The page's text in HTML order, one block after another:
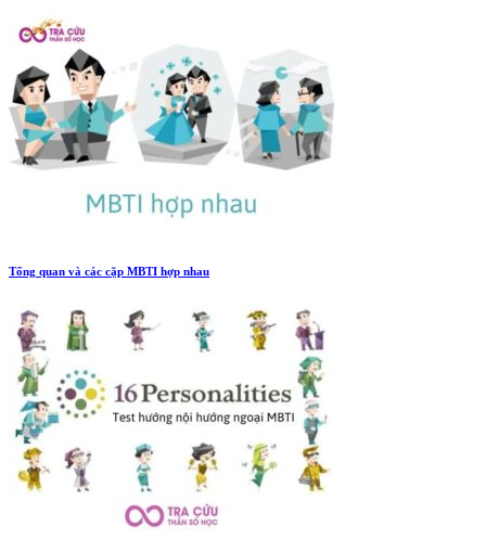
Tổng quan và các cặp MBTI hợp nhau